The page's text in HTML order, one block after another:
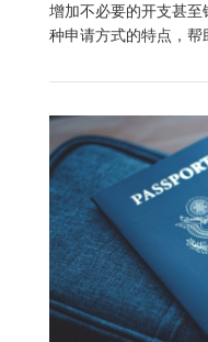
增加不必要的开支甚
种申请方式的特点，帮